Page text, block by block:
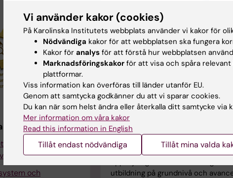
inom utbildning på
och
Rapport och resultat från
uppföljningar
Här samlas rapporter och
utbildning på grundnivå och
Vi använder kakor (cookies)
På Karolinska Institutets webbplats använder vi kakor för
Nödvändiga kakor för att webbplatsen ska fungera
Kakor för analys för att förstå hur webbplatsen
Marknadsföringskakor för att visa och spåra
plattformar.
Viss information kan överföras till länder utanför EU.
Genom att samtycka godkänner du att vi sparar cookies.
Du kan när som helst ändra eller återkalla ditt samtycke via
Mer information om våra kakor
Read this information in English
Tillåt endast nödvändiga Tillåt mina valda